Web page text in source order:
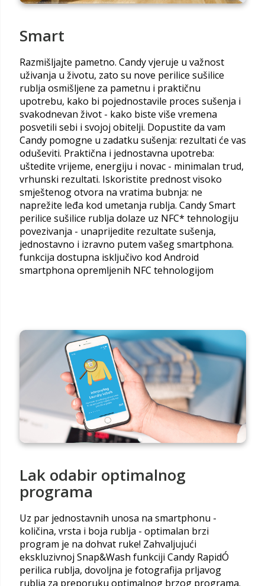
Smart
Razmišljajte pametno. Candy vjeruje u važnost
uživanja u životu, zato su nove perilice sušilice
rublja osmišljene za pametnu i praktičnu
upotrebu, kako bi pojednostavile proces sušenja i
svakodnevan život - kako biste više vremena
posvetili sebi i svojoj obitelji. Dopustite da vam
Candy pomogne u zadatku sušenja: rezultati će vas
oduševiti. Praktična i jednostavna upotreba:
uštedite vrijeme, energiju i novac - minimalan trud,
vrhunski rezultati. Iskoristite prednost visoko
smještenog otvora na vratima bubnja: ne
naprežite leđa kod umetanja rublja. Candy Smart
perilice sušilice rublja dolaze uz NFC* tehnologiju
povezivanja - unaprijedite rezultate sušenja,
jednostavno i izravno putem vašeg smartphona.
funkcija dostupna isključivo kod Android
smartphona opremljenih NFC tehnologijom
Lak odabir optimalnog
programa
Uz par jednostavnih unosa na smartphonu -
količina, vrsta i boja rublja - optimalan brzi
program je na dohvat ruke! Zahvaljujući
ekskluzivnoj Snap&Wash funkciji Candy RapidÓ
perilica rublja, dovoljna je fotografija prljavog
rublja za preporuku optimalnog brzog programa.